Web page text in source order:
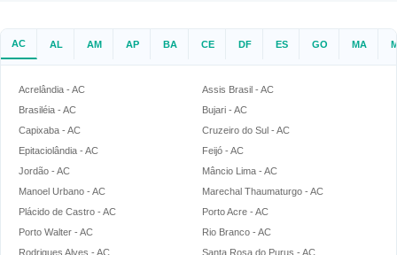
Cadeira Oftalmológica com Coluna
Cadeira Oftalmológica Elétrica
Cadeira Oftalmológica Preço
Cadeira para Cirurgia
Cadeira para Dermatologia
AC AL AM AP BA CE DF ES GO MA
Acrelândia - AC
Assis Brasil - AC
Brasiléia - AC
Bujari - AC
Capixaba - AC
Cruzeiro do Sul - AC
Epitaciolândia - AC
Feijó - AC
Jordão - AC
Mâncio Lima - AC
Manoel Urbano - AC
Marechal Thaumaturgo - AC
Plácido de Castro - AC
Porto Acre - AC
Porto Walter - AC
Rio Branco - AC
Rodrigues Alves - AC
Santa Rosa do Purus - AC